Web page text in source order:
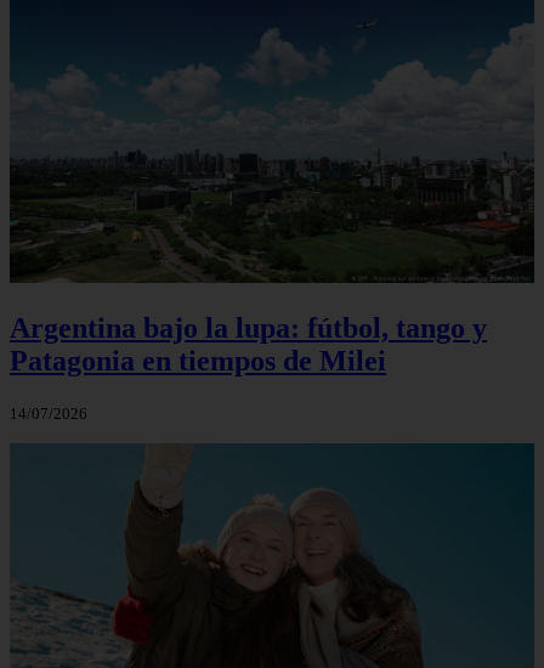
Argentina bajo la lupa: fútbol, tango y
Patagonia en tiempos de Milei
14/07/2026